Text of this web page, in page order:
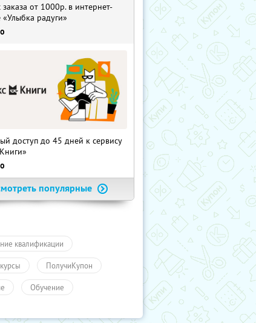
от 1000р. в интернет-
«Улыбка радуги»
доступ до 45 дней к сервису
популярные
квалификации
ПолучиКупон
Обучение